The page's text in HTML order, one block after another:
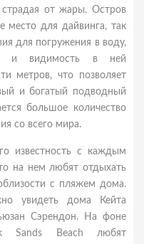
страдая от жары. Остров
место для дайвинга, так
для погружения в воду,
и видимость в ней
метров, что позволяет
и богатый подводный
большое количество
со всего мира.
известность с каждым
на нем любят отдыхать
с пляжем дома.
увидеть дома Кейта
Сэрендон. На фоне
Sands Beach любят